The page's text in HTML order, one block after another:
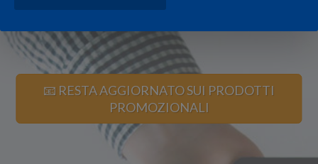
📧 RESTA AGGIORNATO SUI PRODOTTI
PROMOZIONALI